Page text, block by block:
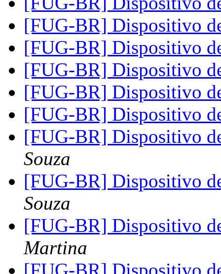
[FUG-BR] Dispositivo
[FUG-BR] Dispositivo
[FUG-BR] Dispositivo
[FUG-BR] Dispositivo
[FUG-BR] Dispositivo
[FUG-BR] Dispositivo
Souza
[FUG-BR] Dispositivo
Souza
[FUG-BR] Dispositivo
Martina